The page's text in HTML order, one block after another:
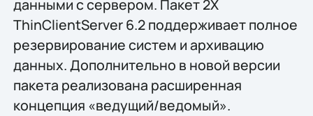
данными с сервером. Пакет 2X
ThinClientServer 6.2 поддерживает полное
резервирование систем и архивацию
данных. Дополнительно в новой версии
пакета реализована расширенная
концепция «ведущий/ведомый».